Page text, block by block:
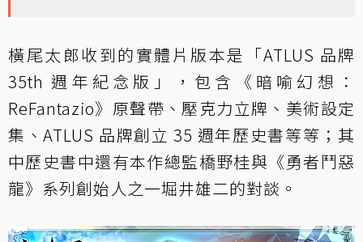
橫尾太郎收到的實體片版本是「ATLUS 品牌
35th 週年紀念版」，包含《暗喻幻想：
ReFantazio》原聲帶、壓克力立牌、美術設定
集、ATLUS 品牌創立 35 週年歷史書等等；其
中歷史書中還有本作總監橋野桂與《勇者鬥惡
龍》系列創始人之一堀井雄二的對談。